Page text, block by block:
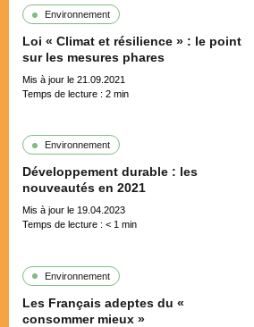
Environnement
Loi « Climat et résilience » : le point
sur les mesures phares
Mis à jour le 21.09.2021
Temps de lecture : 2 min
Environnement
Développement durable : les
nouveautés en 2021
Mis à jour le 19.04.2023
Temps de lecture : < 1 min
Environnement
Les Français adeptes du «
consommer mieux »